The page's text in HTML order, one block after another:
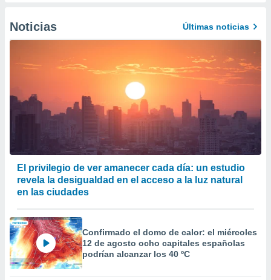
en
en
o acceder
datos
perfiles
utilizar
Noticias Últimas noticias
El privilegio de ver amanecer cada día: un estudio
revela la desigualdad en el acceso a la luz natural
en las ciudades
Confirmado el domo de calor: el miércoles
12 de agosto ocho capitales españolas
podrían alcanzar los 40 ºC